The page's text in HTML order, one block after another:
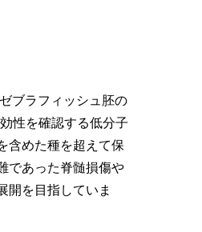
ブラフィッシュ胚の
性を確認する低分子
含めた種を超えて保
であった脊髄損傷や
開を目指していま